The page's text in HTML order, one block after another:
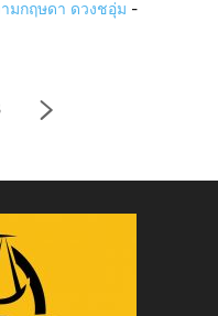
มกฤษดา ดวงชอุ่ม -